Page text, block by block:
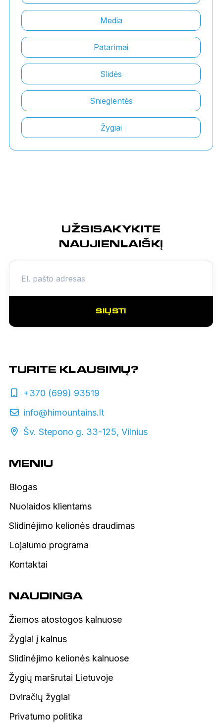
Media
Patarimai
Slidės
Snieglentės
Žygiai
UŽSISAKYKITE
NAUJIENLAIŠKĮ
SIŲSTI
TURITE KLAUSIMŲ?
+370 (699) 93519
info@himountains.lt
Šv. Stepono g. 33-125, Vilnius
MENIU
Blogas
Nuolaidos klientams
Slidinėjimo kelionės draudimas
Lojalumo programa
Kontaktai
NAUDINGA
Žiemos atostogos kalnuose
Žygiai į kalnus
Slidinėjimo kelionės kalnuose
Žygių maršrutai Lietuvoje
Dviračių žygiai
Privatumo politika